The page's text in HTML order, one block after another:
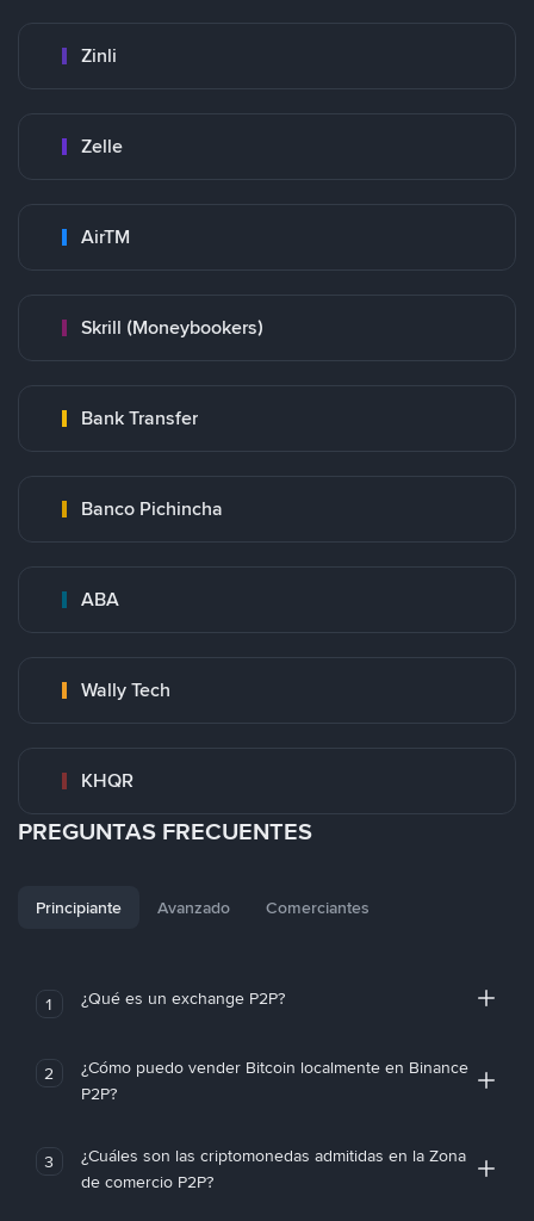
Zinli
Zelle
AirTM
Skrill (Moneybookers)
Bank Transfer
Banco Pichincha
ABA
Wally Tech
KHQR
PREGUNTAS FRECUENTES
Principiante Avanzado Comerciantes
1 ¿Qué es un exchange P2P?
2
¿Cómo puedo vender Bitcoin localmente en Binance
P2P?
3
¿Cuáles son las criptomonedas admitidas en la Zona
de comercio P2P?